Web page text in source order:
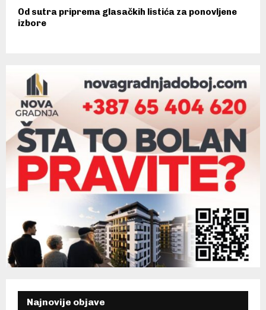
Od sutra priprema glasačkih listića za ponovljene
izbore
Najnovije objave